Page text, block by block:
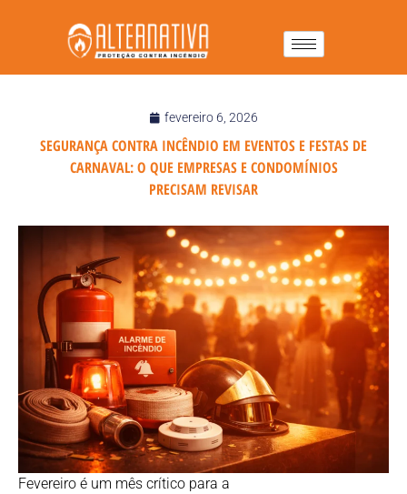
fevereiro 6, 2026
SEGURANÇA CONTRA INCÊNDIO EM EVENTOS E FESTAS DE
CARNAVAL: O QUE EMPRESAS E CONDOMÍNIOS
PRECISAM REVISAR
Fevereiro é um mês crítico para a